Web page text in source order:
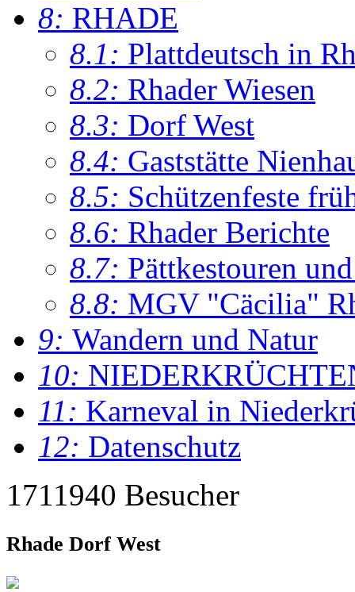
8: RHADE
8.1: Plattdeutsch in
8.2: Rhader Wiesen
8.3: Dorf West
8.4: Gaststätte
8.5: Schützenfeste
8.6: Rhader Berichte
8.7: Pättkestouren
8.8: MGV "Cäcilia"
9: Wandern und Natur
10:
11: Karneval in
12: Datenschutz
1711940 Besucher
Rhade Dorf West